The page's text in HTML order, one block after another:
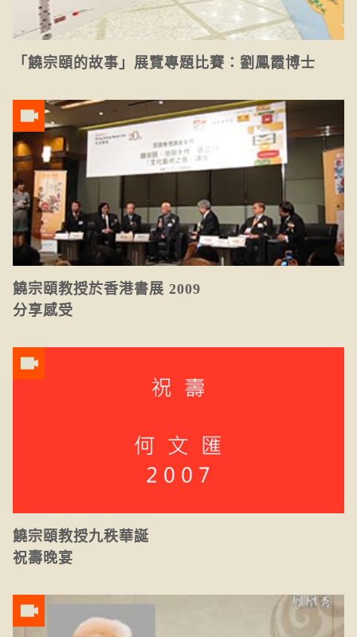
「饒宗頤的故事」展覽專題比賽：劉鳳霞博士
饒宗頤教授於香港書展 2009
分享感受
饒宗頤教授九秩華誕
祝壽晚宴